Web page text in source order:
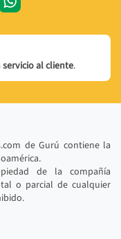
servicio al cliente.
de Gurú contiene la
de la compañía
o parcial de cualquier